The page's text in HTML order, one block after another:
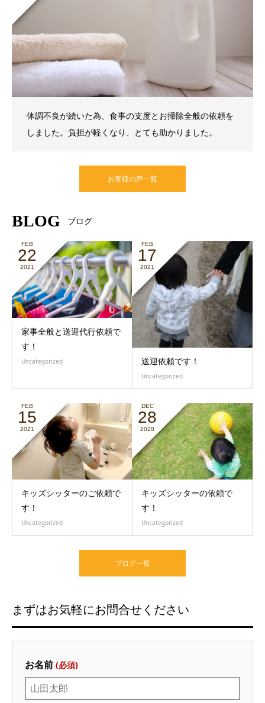
体調不良が続いた為、食事の支度とお掃除全般の依頼を
しました。負担が軽くなり、とても助かりました。
お客様の声一覧
BLOG ブログ
FEB
22
2021
家事全般と送迎代行依頼で
す！
Uncategorized
FEB
17
2021
送迎依頼です！
Uncategorized
FEB
15
2021
キッズシッターのご依頼で
す！
Uncategorized
DEC
28
2020
キッズシッターの依頼で
す！
Uncategorized
ブログ一覧
まずはお気軽にお問合せください
お名前 (必須)